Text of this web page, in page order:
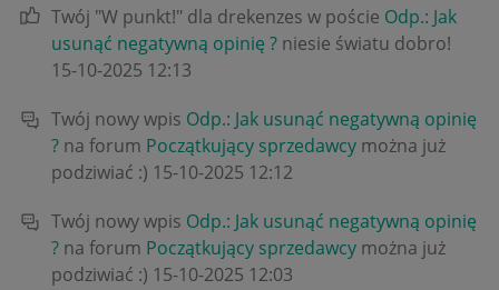
Twój "W punkt!" dla drekenzes w poście Odp.: Jak
usunąć negatywną opinię ? niesie światu dobro!
‎15-10-2025 12:13
Twój nowy wpis Odp.: Jak usunąć negatywną opinię
? na forum Początkujący sprzedawcy można już
podziwiać :) ‎15-10-2025 12:12
Twój nowy wpis Odp.: Jak usunąć negatywną opinię
? na forum Początkujący sprzedawcy można już
podziwiać :) ‎15-10-2025 12:03